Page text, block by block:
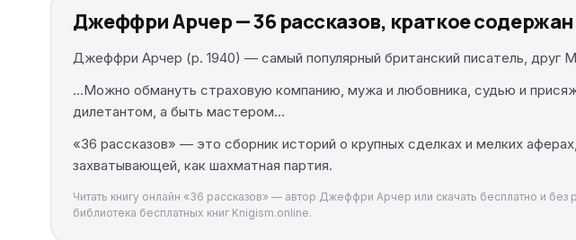
Джеффри Арчер — 36 рассказов, краткое
Джеффри Арчер (р. 1940) — самый популярный британский писатель, друг
…Можно обмануть страховую компанию, мужа и любовника, судью и
дилетантом, а быть мастером…
«36 рассказов» — это сборник историй о крупных сделках и мелких
захватывающей, как шахматная партия.
Читать книгу онлайн «36 рассказов» — автор Джеффри Арчер или скачать бесплатно и
библиотека бесплатных книг Knigism.online.